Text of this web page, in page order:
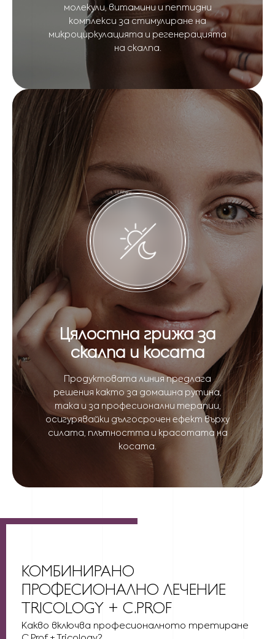
молекули, витамини и пептидни
комплекси за стимулиране на
микроциркулацията и регенерацията
на скалпа.
Цялостна грижа за
скалпа и косата
Продуктовата линия предлага
решения както за домашна рутина,
така и за професионални терапии,
осигурявайки дългосрочен ефект върху
силата, плътността и красотата на
косата.
КОМБИНИРАНО
ПРОФЕСИОНАЛНО ЛЕЧЕНИЕ
TRICOLOGY + C.PROF
Какво включва професионалното третиране